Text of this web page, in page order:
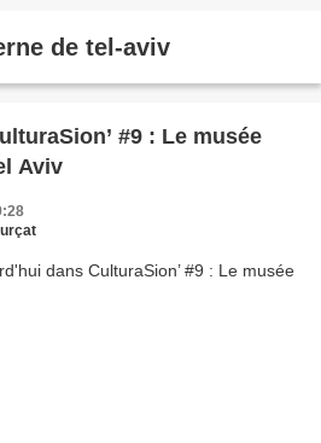
de tel-aviv
#9 : Le musée
Aviv